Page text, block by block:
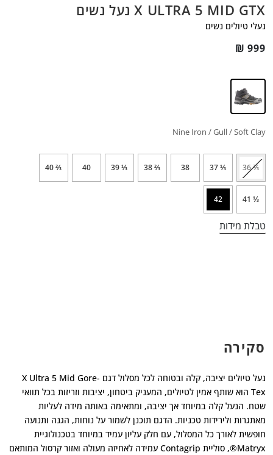
X ULTRA 5 MID GTX נעל נשים
נעלי טיולים נשים
₪ 999
Nine Iron / Gull / Soft Clay
⅔ 36
⅓ 37
38
⅔ 38
⅓ 39
40
⅔ 40
⅓ 41
42
טבלת מידות
סקירה
נעל טיולים יציבה, קלה ובטוחה לכל מסלול דגם X Ultra 5 Mid Gore-
Tex הוא שותף אמין לטיולים, המעניק ביטחון, יציבות וזריזות בכל תוואי
שטח. הנעל קלה במיוחד אך יציבה, ומתאימה באותה מידה לעליות
מאתגרות ולירידות טכניות. הדגם תוכנן לשמור על נוחות, הגנה ותנועה
חופשית לאורך כל המסלול, עם חלק עליון עמיד במיוחד בטכנולוגיית
Matryx®️, סוליית Contagrip עמידה לאחיזה מעולה ואזור קרסול המותאם